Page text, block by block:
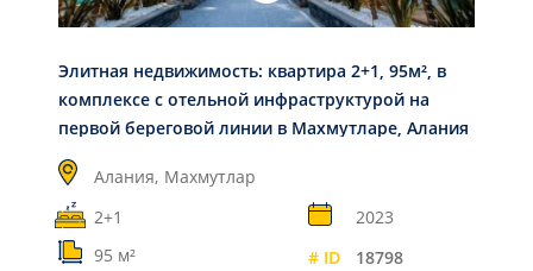
Элитная недвижимость: квартира 2+1, 95м², в
комплексе с отельной инфраструктурой на
первой береговой линии в Махмутларе, Алания
Алания, Махмутлар
2+1
2023
95 м²
# ID 18798